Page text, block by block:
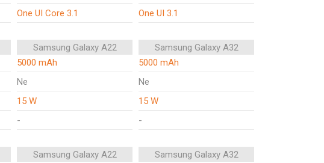
One UI Core 3.1 One UI 3.1
Samsung Galaxy A22
Samsung Galaxy A32
5000 mAh
5000 mAh
Ne
Ne
15 W
15 W
- -
Samsung Galaxy A22
Samsung Galaxy A32